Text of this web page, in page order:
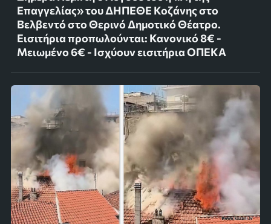
Επαγγελίας» του ΔΗΠΕΘΕ Κοζάνης στο
Βελβεντό στο Θερινό Δημοτικό Θέατρο.
Εισιτήρια προπωλούνται: Κανονικό 8€ -
Μειωμένο 6€ - Ισχύουν εισιτήρια ΟΠΕΚΑ